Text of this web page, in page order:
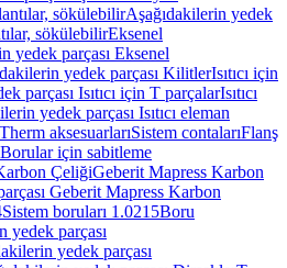
sökülebilirAşağıdakilerin yedek
sökülebilirEksenel
yedek parçası Eksenel
yedek parçası KilitlerIsıtıcı için
parçası Isıtıcı için T parçalarIsıtıcı
yedek parçası Isıtıcı eleman
aksesuarlarıSistem contalarıFlanş
Borular için sabitleme
ÇeliğiGeberit Mapress Karbon
Geberit Mapress Karbon
Sistem boruları 1.0215Boru
yedek parçası
yedek parçası